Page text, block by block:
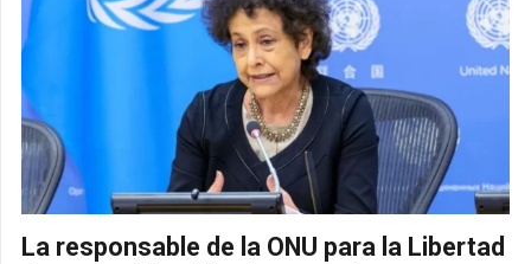
La responsable de la ONU para la Libertad